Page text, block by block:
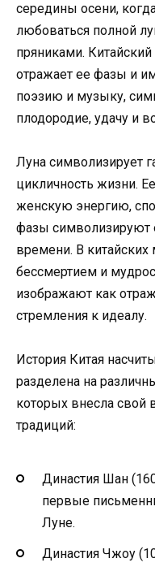
середины осени,
любоваться полной
пряниками.
отражает ее фазы и
поэзию и музыку,
плодородие, удачу и
Луна символизирует
цикличность жизни.
женскую энергию,
фазы символизируют
времени. В китайских
бессмертием и
изображают как
стремления к идеалу.
История Китая
разделена на
которых внесла свой
традиций:
Династия Шан
первые
Луне.
Династия Чжоу